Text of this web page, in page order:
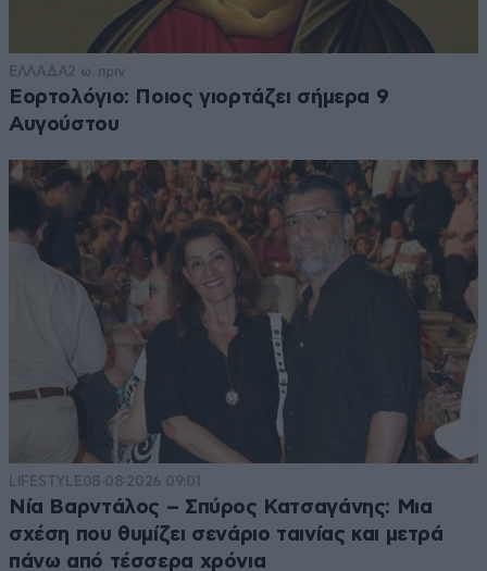
ΕΛΛΑΔΑ2 ω. πριν
Εορτολόγιο: Ποιος γιορτάζει σήμερα 9
Αυγούστου
LIFESTYLE08·08·2026 09:01
Νία Βαρντάλος – Σπύρος Κατσαγάνης: Μια
σχέση που θυμίζει σενάριο ταινίας και μετρά
πάνω από τέσσερα χρόνια